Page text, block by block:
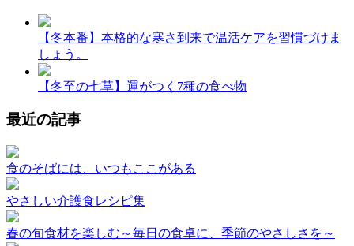
【冬本番】本格的な寒さ到来で温活ケアを習慣づけま
しょう。
【冬至の七草】運がつく7種の食べ物
最近の記事
食のそばには、いつもここがある
やさしい介護食レシピ集
春の旬食材を楽しむ～毎日の食卓に、季節のやさしさを～